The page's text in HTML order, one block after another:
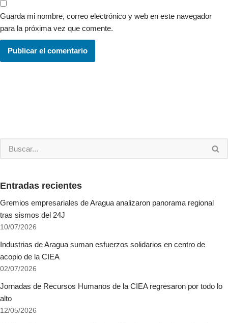
Guarda mi nombre, correo electrónico y web en este navegador
para la próxima vez que comente.
Entradas recientes
Gremios empresariales de Aragua analizaron panorama regional
tras sismos del 24J
10/07/2026
Industrias de Aragua suman esfuerzos solidarios en centro de
acopio de la CIEA
02/07/2026
Jornadas de Recursos Humanos de la CIEA regresaron por todo lo
alto
12/05/2026